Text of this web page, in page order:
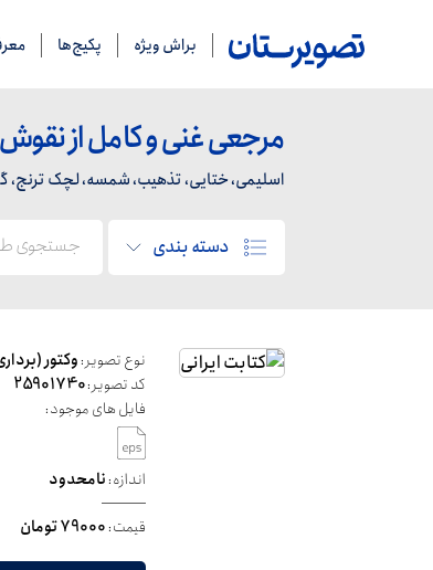
براش ویژه پکیج‌ها
مرجعی غنی و کامل از نقوش
اسلیمی، ختایی، تذهیب، شمسه، لچک ترنج،
دسته بندی
نوع تصویر:وکتور
کد تصویر:25901740
فایل های موجود:
اندازه:نامحدود
قیمت:79000 تومان